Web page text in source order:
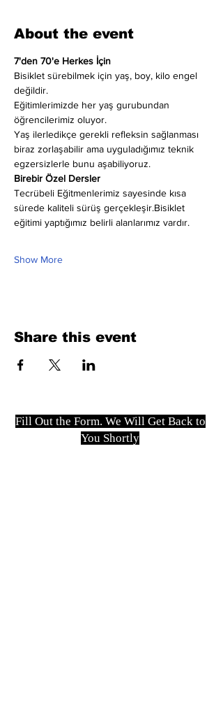
About the event
7'den 70'e Herkes İçin
Bisiklet sürebilmek için yaş, boy, kilo engel
değildir.
Eğitimlerimizde her yaş gurubundan
öğrencilerimiz oluyor.
Yaş ilerledikçe gerekli refleksin sağlanması
biraz zorlaşabilir ama uyguladığımız teknik
egzersizlerle bunu aşabiliyoruz.
Birebir Özel Dersler
Tecrübeli Eğitmenlerimiz sayesinde kısa
sürede kaliteli sürüş gerçekleşir.Bisiklet
eğitimi yaptığımız belirli alanlarımız vardır.
Show More
Share this event
Fill Out the Form. We Will Get Back to
You Shortly